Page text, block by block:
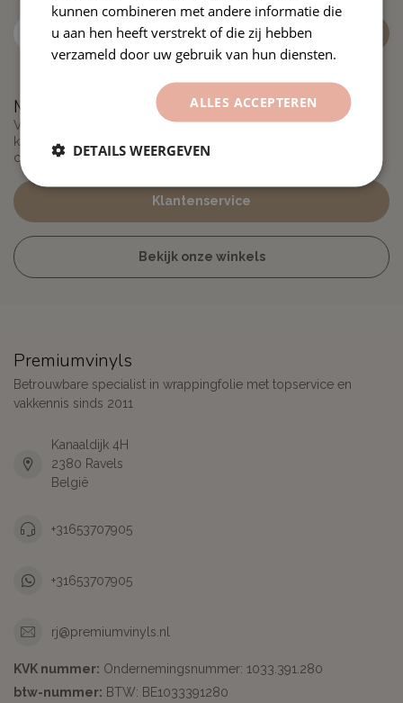
Meer informatie
Vragen over onze producten of je bestelling? Bekijk onze
klantenservicepagina voor FAQ’s, bedrijfsgegevens en alle
contactmogelijkheden.
Klantenservice
Bekijk onze winkels
Premiumvinyls
Betrouwbare specialist in wrappingfolie met topservice en
vakkennis sinds 2011
Kanaaldijk 4H
2380 Ravels
België
+31653707905
+31653707905
rj@premiumvinyls.nl
KVK nummer: Ondernemingsnummer: 1033.391.280
btw-nummer: BTW: BE1033391280
kunnen combineren met andere informatie die
u aan hen heeft verstrekt of die zij hebben
verzameld door uw gebruik van hun diensten.
ALLES ACCEPTEREN
DETAILS WEERGEVEN